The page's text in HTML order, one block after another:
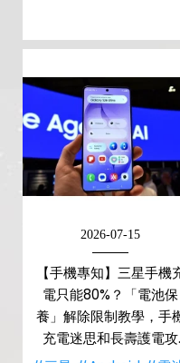
2026-07-15
【手機專知】三星手機
電只能80%？「電池保
養」解除限制教學，手
充電迷思和長壽護電攻